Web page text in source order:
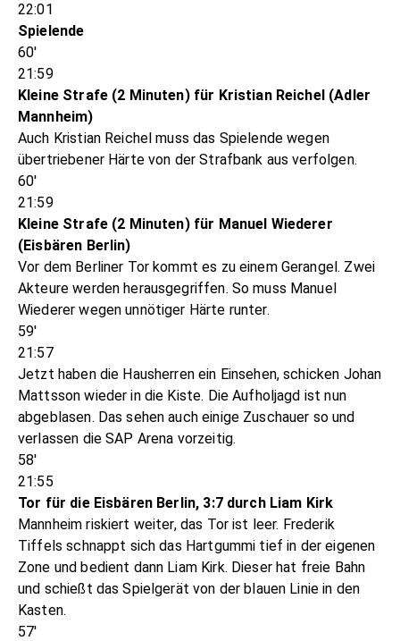
22:01
Spielende
60'
21:59
Kleine Strafe (2 Minuten) für Kristian Reichel (Adler
Mannheim)
Auch Kristian Reichel muss das Spielende wegen
übertriebener Härte von der Strafbank aus verfolgen.
60'
21:59
Kleine Strafe (2 Minuten) für Manuel Wiederer
(Eisbären Berlin)
Vor dem Berliner Tor kommt es zu einem Gerangel. Zwei
Akteure werden herausgegriffen. So muss Manuel
Wiederer wegen unnötiger Härte runter.
59'
21:57
Jetzt haben die Hausherren ein Einsehen, schicken Johan
Mattsson wieder in die Kiste. Die Aufholjagd ist nun
abgeblasen. Das sehen auch einige Zuschauer so und
verlassen die SAP Arena vorzeitig.
58'
21:55
Tor für die Eisbären Berlin, 3:7 durch Liam Kirk
Mannheim riskiert weiter, das Tor ist leer. Frederik
Tiffels schnappt sich das Hartgummi tief in der eigenen
Zone und bedient dann Liam Kirk. Dieser hat freie Bahn
und schießt das Spielgerät von der blauen Linie in den
Kasten.
57'